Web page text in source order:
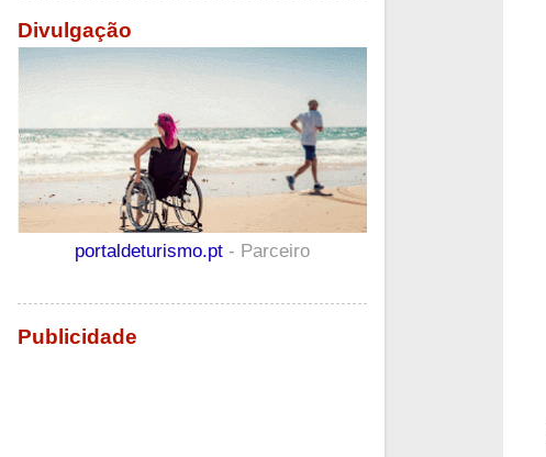
Divulgação
portaldeturismo.pt - Parceiro
Publicidade